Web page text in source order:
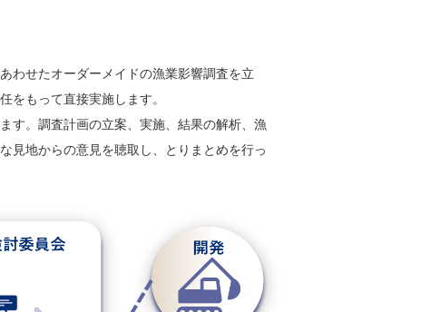
わせたオーダーメイドの漁業影響調査を立
をもって直接実施します。
す。調査計画の立案、実施、結果の解析、漁
見地からの意見を聴取し、とりまとめを行っ